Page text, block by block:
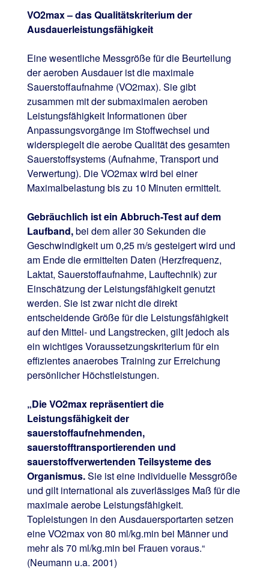
VO2max – das Qualitätskriterium der
Ausdauerleistungsfähigkeit
Eine wesentliche Messgröße für die Beurteilung
der aeroben Ausdauer ist die maximale
Sauerstoffaufnahme (VO2max). Sie gibt
zusammen mit der submaximalen aeroben
Leistungsfähigkeit Informationen über
Anpassungsvorgänge im Stoffwechsel und
widerspiegelt die aerobe Qualität des gesamten
Sauerstoffsystems (Aufnahme, Transport und
Verwertung). Die VO2max wird bei einer
Maximalbelastung bis zu 10 Minuten ermittelt.
Gebräuchlich ist ein Abbruch-Test auf dem
Laufband,bei dem aller 30 Sekunden die
Geschwindigkeit um 0,25 m/s gesteigert wird und
am Ende die ermittelten Daten (Herzfrequenz,
Laktat, Sauerstoffaufnahme, Lauftechnik) zur
Einschätzung der Leistungsfähigkeit genutzt
werden. Sie ist zwar nicht die direkt
entscheidende Größe für die Leistungsfähigkeit
auf den Mittel- und Langstrecken, gilt jedoch als
ein wichtiges Voraussetzungskriterium für ein
effizientes anaerobes Training zur Erreichung
persönlicher Höchstleistungen.
„Die VO2max repräsentiert die
Leistungsfähigkeit der
sauerstoffaufnehmenden,
sauerstofftransportierenden und
sauerstoffverwertenden Teilsysteme des
Organismus.Sie ist eine individuelle Messgröße
und gilt international als zuverlässiges Maß für die
maximale aerobe Leistungsfähigkeit.
Topleistungen in den Ausdauersportarten setzen
eine VO2max von 80 ml/kg.min bei Männer und
mehr als 70 ml/kg.min bei Frauen voraus.“
(Neumann u.a. 2001)